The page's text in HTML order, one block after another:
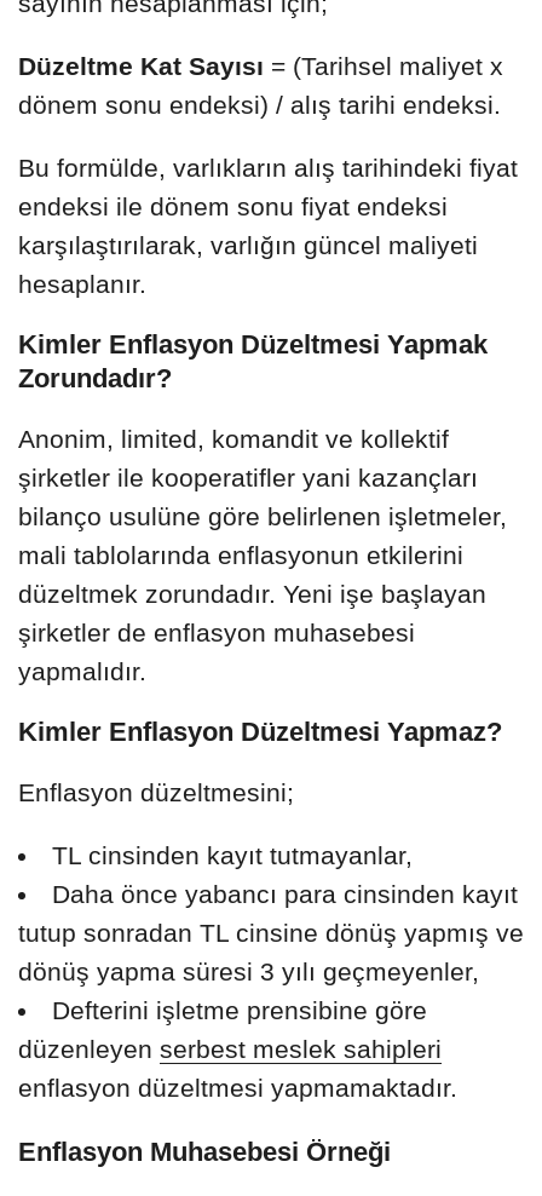
Düzeltme Kat Sayısı = (Tarihsel maliyet x
dönem sonu endeksi) / alış tarihi endeksi.
Bu formülde, varlıkların alış tarihindeki fiyat
endeksi ile dönem sonu fiyat endeksi
karşılaştırılarak, varlığın güncel maliyeti
hesaplanır.
Kimler Enflasyon Düzeltmesi Yapmak
Zorundadır?
Anonim, limited, komandit ve kollektif
şirketler ile kooperatifler yani kazançları
bilanço usulüne göre belirlenen işletmeler,
mali tablolarında enflasyonun etkilerini
düzeltmek zorundadır. Yeni işe başlayan
şirketler de enflasyon muhasebesi
yapmalıdır.
Kimler Enflasyon Düzeltmesi Yapmaz?
Enflasyon düzeltmesini;
TL cinsinden kayıt tutmayanlar,
Daha önce yabancı para cinsinden kayıt
tutup sonradan TL cinsine dönüş yapmış ve
dönüş yapma süresi 3 yılı geçmeyenler,
Defterini işletme prensibine göre
düzenleyen serbest meslek sahipleri
enflasyon düzeltmesi yapmamaktadır.
Enflasyon Muhasebesi Örneği